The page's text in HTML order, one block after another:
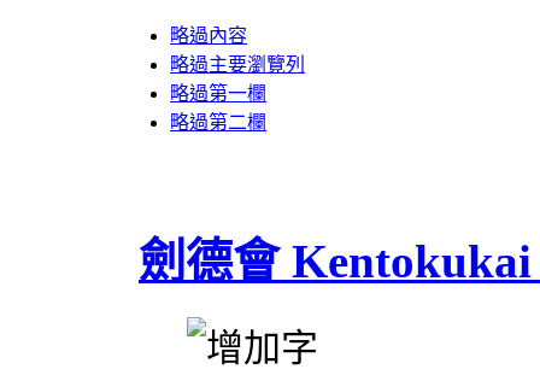
略過內容
略過主要瀏覽列
略過第一欄
略過第二欄
劍德會